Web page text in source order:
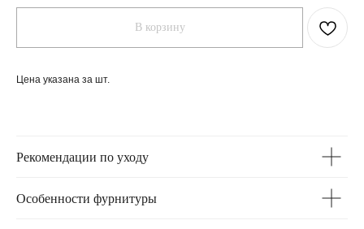
В корзину
Цена указана за шт.
Рекомендации по уходу
Особенности фурнитуры